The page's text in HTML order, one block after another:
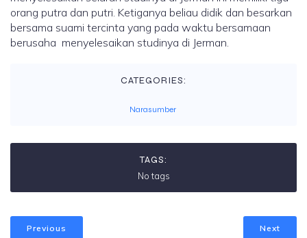
orang putra dan putri. Ketiganya beliau didik dan besarkan
bersama suami tercinta yang pada waktu bersamaan
berusaha menyelesaikan studinya di Jerman.
CATEGORIES:
Narasumber
TAGS:
No tags
Previous Next